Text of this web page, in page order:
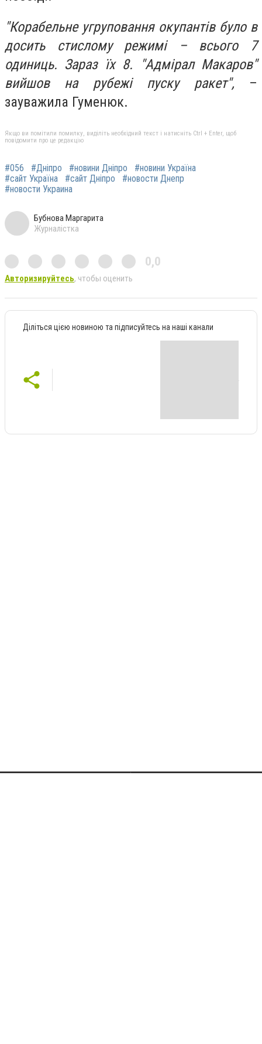
"Корабельне угруповання окупантів було в
досить стислому режимі – всього 7
одиниць. Зараз їх 8. "Адмірал Макаров"
вийшов на рубежі пуску ракет", –
зауважила Гуменюк.
Якщо ви помітили помилку, виділіть необхідний текст і натисніть Ctrl + Enter, щоб
повідомити про це редакцію
#056 #Дніпро #новини Дніпро
#новини Україна
#сайт Україна
#сайт Дніпро
#новости Днепр
#новости Украина
Бубнова Маргарита
Журналістка
0,0
Авторизируйтесь, чтобы оценить
Діліться цією новиною та підписуйтесь на наші канали